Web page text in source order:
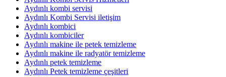
Aydınlı kombi servisi
Aydınlı Kombi Servisi iletişim
Aydınlı kombici
Aydınlı kombiciler
Aydınlı makine ile petek temizleme
Aydınlı makine ile radyatör temizleme
Aydınlı petek temizleme
Aydınlı Petek temizleme çeşitleri